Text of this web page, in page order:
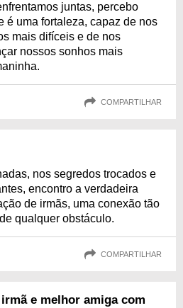
juntas, percebo
é uma fortaleza, capaz de nos
mais difíceis e de nos
nossos sonhos mais
COMPARTILHAR
nos segredos trocados e
encontro a verdadeira
de irmãs, uma conexão tão
qualquer obstáculo.
COMPARTILHAR
e melhor amiga com